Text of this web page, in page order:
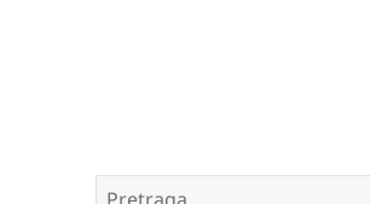
Pretraga